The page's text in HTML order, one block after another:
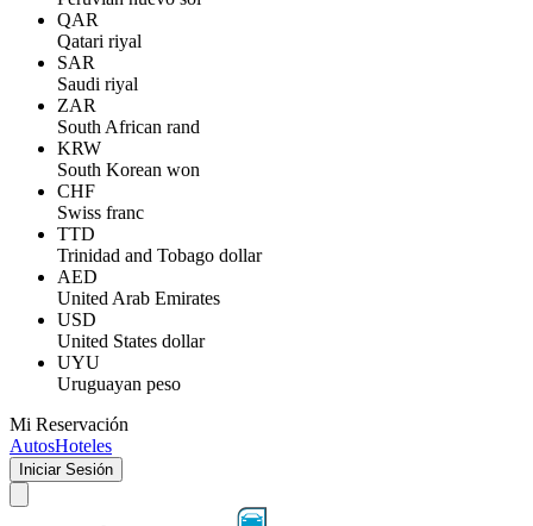
QAR
Qatari riyal
SAR
Saudi riyal
ZAR
South African rand
KRW
South Korean won
CHF
Swiss franc
TTD
Trinidad and Tobago dollar
AED
United Arab Emirates
USD
United States dollar
UYU
Uruguayan peso
Mi Reservación
AutosHoteles
Iniciar Sesión